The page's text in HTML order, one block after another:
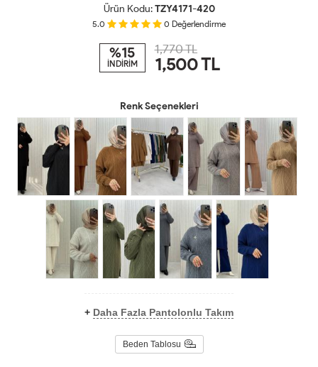
Ürün Kodu:TZY4171-420
5.0 0 Değerlendirme
%15
İNDİRİM
1,770 TL
1,500TL
Renk Seçenekleri
+ Daha Fazla Pantolonlu Takım
Beden Tablosu